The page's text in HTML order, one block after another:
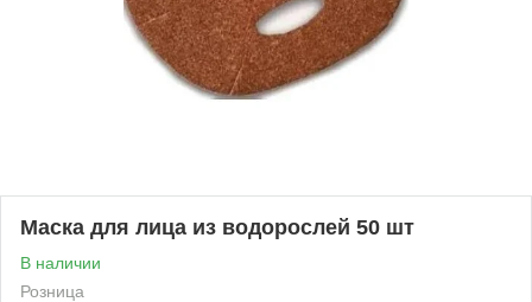
Маска для лица из водорослей 50 шт
В наличии
Розница